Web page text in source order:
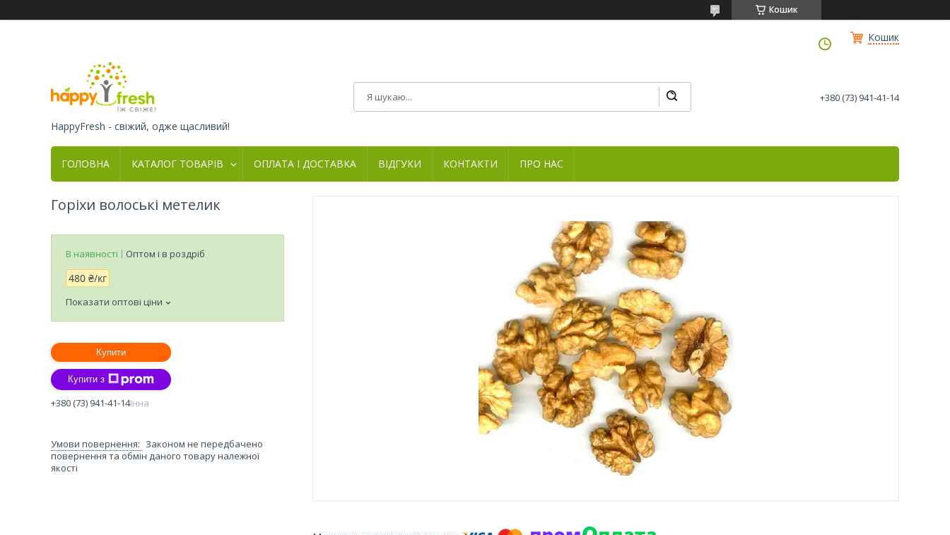
Кошик
Кошик
HappyFresh - свіжий, одже щасливий!
+380 (73) 941-41-14
ГОЛОВНА КАТАЛОГ ТОВАРІВ ОПЛАТА І ДОСТАВКА ВІДГУКИ КОНТАКТИ ПРО НАС
Горіхи волоські метелик
В наявності Оптом і в роздріб
480 ₴/кг
Показати оптові ціни
Купити
Купити з
+380 (73) 941-41-14Інна
Законом не передбачено
повернення та обмін даного товару належної
якості